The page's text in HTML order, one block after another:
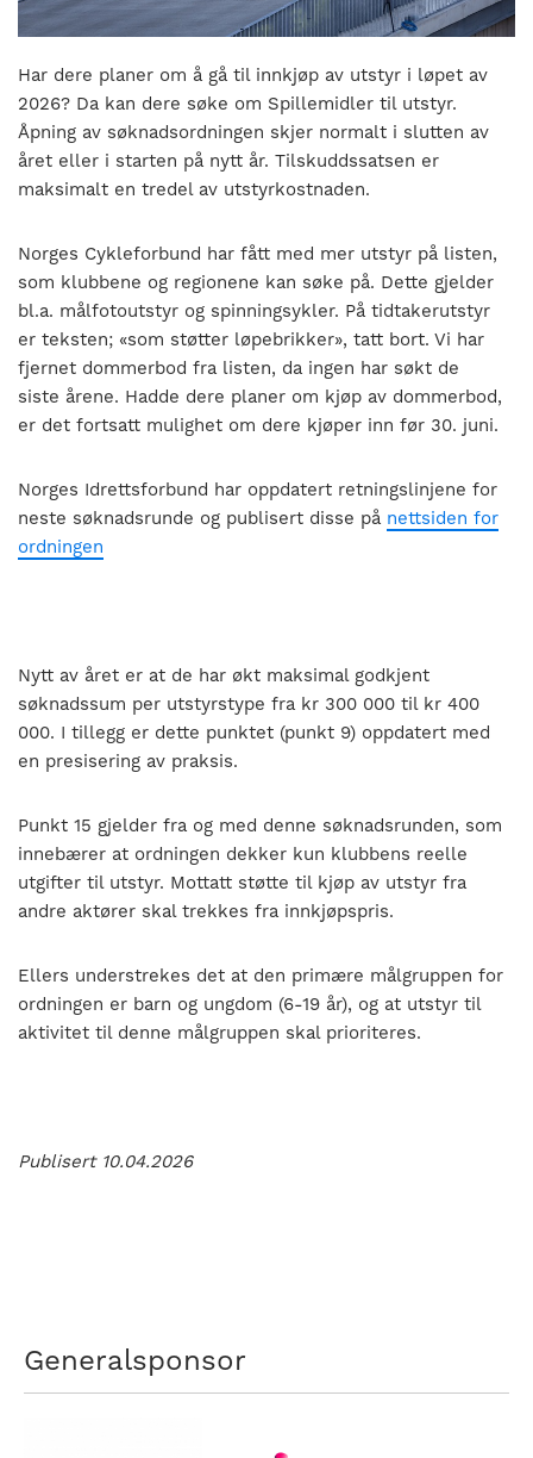
bli
en
folkesport.
Har dere planer om å gå til innkjøp av utstyr i løpet av
2026? Da kan dere søke om Spillemidler til utstyr.
Åpning av søknadsordningen skjer normalt i slutten av
året eller i starten på nytt år. Tilskuddssatsen er
maksimalt en tredel av utstyrkostnaden.
Norges Cykleforbund har fått med mer utstyr på listen,
som klubbene og regionene kan søke på. Dette gjelder
bl.a. målfotoutstyr og spinningsykler. På tidtakerutstyr
er teksten; «som støtter løpebrikker», tatt bort. Vi har
fjernet dommerbod fra listen, da ingen har søkt de
siste årene. Hadde dere planer om kjøp av dommerbod,
er det fortsatt mulighet om dere kjøper inn før 30. juni.
Norges Idrettsforbund har oppdatert retningslinjene for
neste søknadsrunde og publisert disse på nettsiden for
ordningen
Nytt av året er at de har økt maksimal godkjent
søknadssum per utstyrstype fra kr 300 000 til kr 400
000. I tillegg er dette punktet (punkt 9) oppdatert med
en presisering av praksis.
Punkt 15 gjelder fra og med denne søknadsrunden, som
innebærer at ordningen dekker kun klubbens reelle
utgifter til utstyr. Mottatt støtte til kjøp av utstyr fra
andre aktører skal trekkes fra innkjøpspris.
Ellers understrekes det at den primære målgruppen for
ordningen er barn og ungdom (6-19 år), og at utstyr til
aktivitet til denne målgruppen skal prioriteres.
Publisert 10.04.2026
Generalsponsor